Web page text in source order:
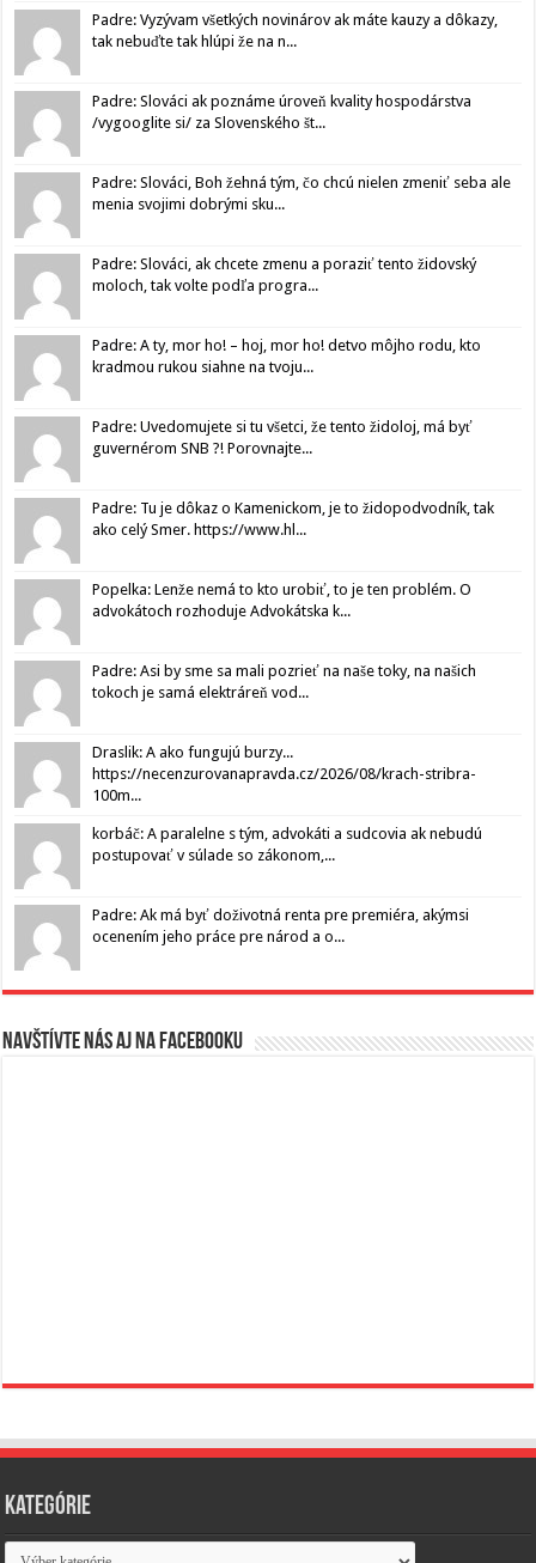
Padre: Vyzývam všetkých novinárov ak máte kauzy a dôkazy,
tak nebuďte tak hlúpi že na n...
Padre: Slováci ak poznáme úroveň kvality hospodárstva
/vygooglite si/ za Slovenského št...
Padre: Slováci, Boh žehná tým, čo chcú nielen zmeniť seba ale
menia svojimi dobrými sku...
Padre: Slováci, ak chcete zmenu a poraziť tento židovský
moloch, tak volte podľa progra...
Padre: A ty, mor ho! – hoj, mor ho! detvo môjho rodu, kto
kradmou rukou siahne na tvoju...
Padre: Uvedomujete si tu všetci, že tento židoloj, má byť
guvernérom SNB ?! Porovnajte...
Padre: Tu je dôkaz o Kamenickom, je to židopodvodník, tak
ako celý Smer. https://www.hl...
Popelka: Lenže nemá to kto urobiť, to je ten problém. O
advokátoch rozhoduje Advokátska k...
Padre: Asi by sme sa mali pozrieť na naše toky, na našich
tokoch je samá elektráreň vod...
Draslik: A ako fungujú burzy...
https://necenzurovanapravda.cz/2026/08/krach-stribra-
100m...
korbáč: A paralelne s tým, advokáti a sudcovia ak nebudú
postupovať v súlade so zákonom,...
Padre: Ak má byť doživotná renta pre premiéra, akýmsi
ocenením jeho práce pre národ a o...
Navštívte nás aj na Facebooku
Kategórie
Kategórie